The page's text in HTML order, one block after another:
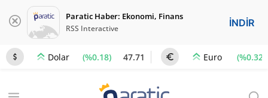
Paratic Haber: Ekonomi, Finans
RSS Interactive İNDİR
Dolar (%0.18) 47.71 Euro (%0.32)